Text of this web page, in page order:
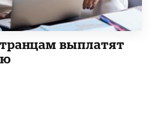
выплатят